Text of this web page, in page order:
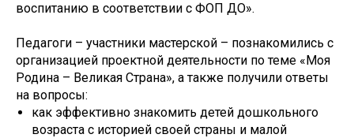
воспитанию в соответствии с ФОП ДО».
Педагоги – участники мастерской – познакомились с
организацией проектной деятельности по теме «Моя
Родина – Великая Страна», а также получили ответы
на вопросы:
как эффективно знакомить детей дошкольного
возраста с историей своей страны и малой